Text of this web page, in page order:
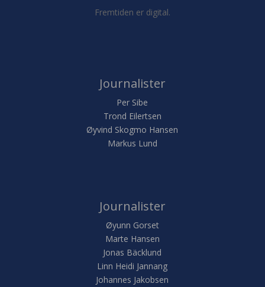
Fremtiden er digital.
Journalister
Per Sibe
Trond Eilertsen
Øyvind Skogmo Hansen
Markus Lund
Journalister
Øyunn Gorset
Marte Hansen
Jonas Bäcklund
Linn Heidi Jannang
Johannes Jakobsen